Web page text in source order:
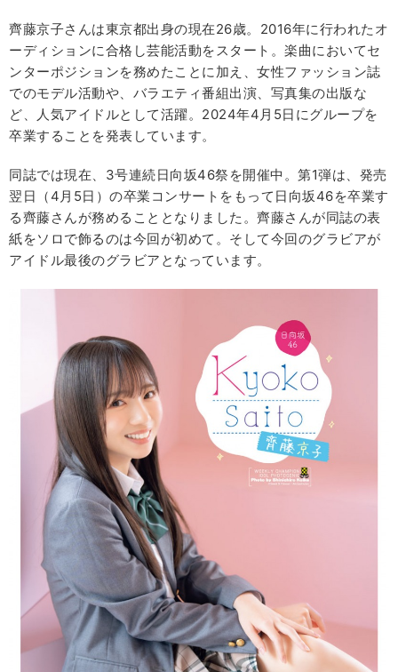
齊藤京子さんは東京都出身の現在26歳。2016年に行われたオ
ーディションに合格し芸能活動をスタート。楽曲においてセ
ンターポジションを務めたことに加え、女性ファッション誌
でのモデル活動や、バラエティ番組出演、写真集の出版な
ど、人気アイドルとして活躍。2024年4月5日にグループを
卒業することを発表しています。
同誌では現在、3号連続日向坂46祭を開催中。第1弾は、発売
翌日（4月5日）の卒業コンサートをもって日向坂46を卒業す
る齊藤さんが務めることとなりました。齊藤さんが同誌の表
紙をソロで飾るのは今回が初めて。そして今回のグラビアが
アイドル最後のグラビアとなっています。